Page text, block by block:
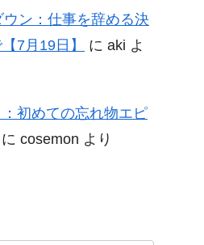
ン：仕事を辞める決
7月19日】
に aki よ
初めての忘れ物エピ
に cosemon より